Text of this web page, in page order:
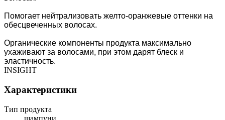
Помогает нейтрализовать желто-оранжевые оттенки на
обесцвеченных волосах.
Органические компоненты продукта максимально
ухаживают за волосами, при этом дарят блеск и
эластичность.
INSIGHT
Характеристики
Тип продукта
шампуни